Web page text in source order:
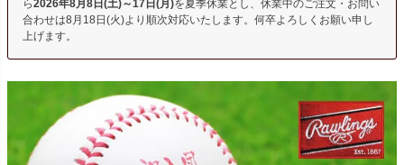
ら2026年8月8日(土)～17日(月)を夏季休業とし、休業中のご注文・お問い
合わせは8月18日(火)より順次対応いたします。何卒よろしくお願い申し
上げます。